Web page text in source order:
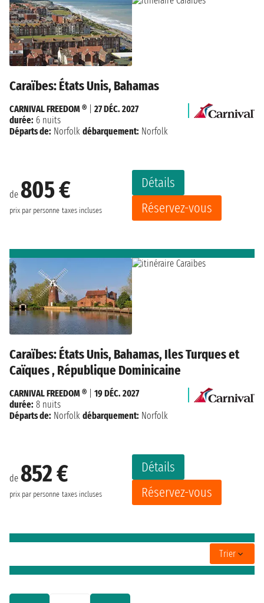
Caraïbes: États Unis, Bahamas
de 805 €
prix par personne taxes incluses
Détails
Réservez-vous
CARNIVAL FREEDOM ®
27 DÉC. 2027
durée: 6 nuits
Départs de: Norfolk débarquement: Norfolk
Caraïbes: États Unis, Bahamas, Iles Turques et
Caïques , République Dominicaine
de 852 €
prix par personne taxes incluses
Détails
Réservez-vous
CARNIVAL FREEDOM ®
19 DÉC. 2027
durée: 8 nuits
Départs de: Norfolk débarquement: Norfolk
Trier